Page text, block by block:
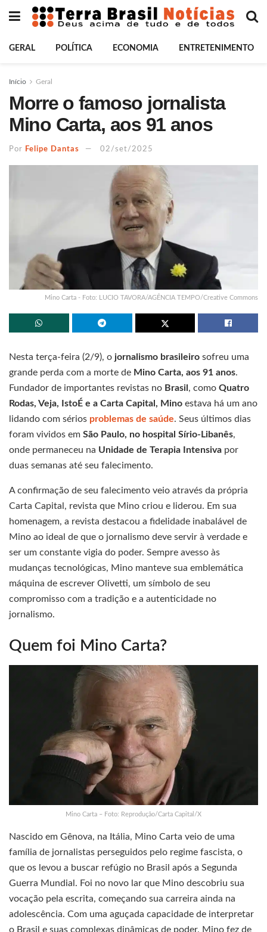
GERAL POLÍTICA ECONOMIA ENTRETENIMENTO
Início Geral
Morre o famoso jornalista
Mino Carta, aos 91 anos
Por Felipe Dantas 02/set/2025
Mino Carta - Foto: LUCIO TAVORA/AGÊNCIA TEMPO/Creative Commons
Nesta terça-feira (2/9), o jornalismo brasileiro sofreu uma
grande perda com a morte de Mino Carta, aos 91 anos.
Fundador de importantes revistas no Brasil , como Quatro
Rodas, Veja, IstoÉ e a Carta Capital, Mino estava há um ano
lidando com sérios problemas de saúde. Seus últimos dias
foram vividos em São Paulo, no hospital Sírio-Libanês,
onde permaneceu na Unidade de Terapia Intensiva por
duas semanas até seu falecimento.
A confirmação de seu falecimento veio através da própria
Carta Capital, revista que Mino criou e liderou. Em sua
homenagem, a revista destacou a fidelidade inabalável de
Mino ao ideal de que o jornalismo deve servir à verdade e
ser um constante vigia do poder. Sempre avesso às
mudanças tecnológicas, Mino manteve sua emblemática
máquina de escrever Olivetti, um símbolo de seu
compromisso com a tradição e a autenticidade no
jornalismo.
Quem foi Mino Carta?
Mino Carta – Foto: Reprodução/Carta Capital/X
Nascido em Gênova, na Itália, Mino Carta veio de uma
família de jornalistas perseguidos pelo regime fascista, o
que os levou a buscar refúgio no Brasil após a Segunda
Guerra Mundial. Foi no novo lar que Mino descobriu sua
vocação pela escrita, começando sua carreira ainda na
adolescência. Com uma aguçada capacidade de interpretar
o Brasil e suas complexas dinâmicas de poder, Mino fez de